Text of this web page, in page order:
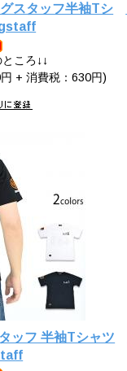
スタッフ半袖Tシ
ころ↓↓
+ 消費税：630円)
ッフ 半袖Tシャツ